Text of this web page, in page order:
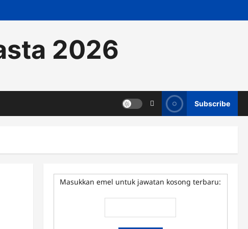
2026
Subscribe
Masukkan emel untuk jawatan kosong terbaru: